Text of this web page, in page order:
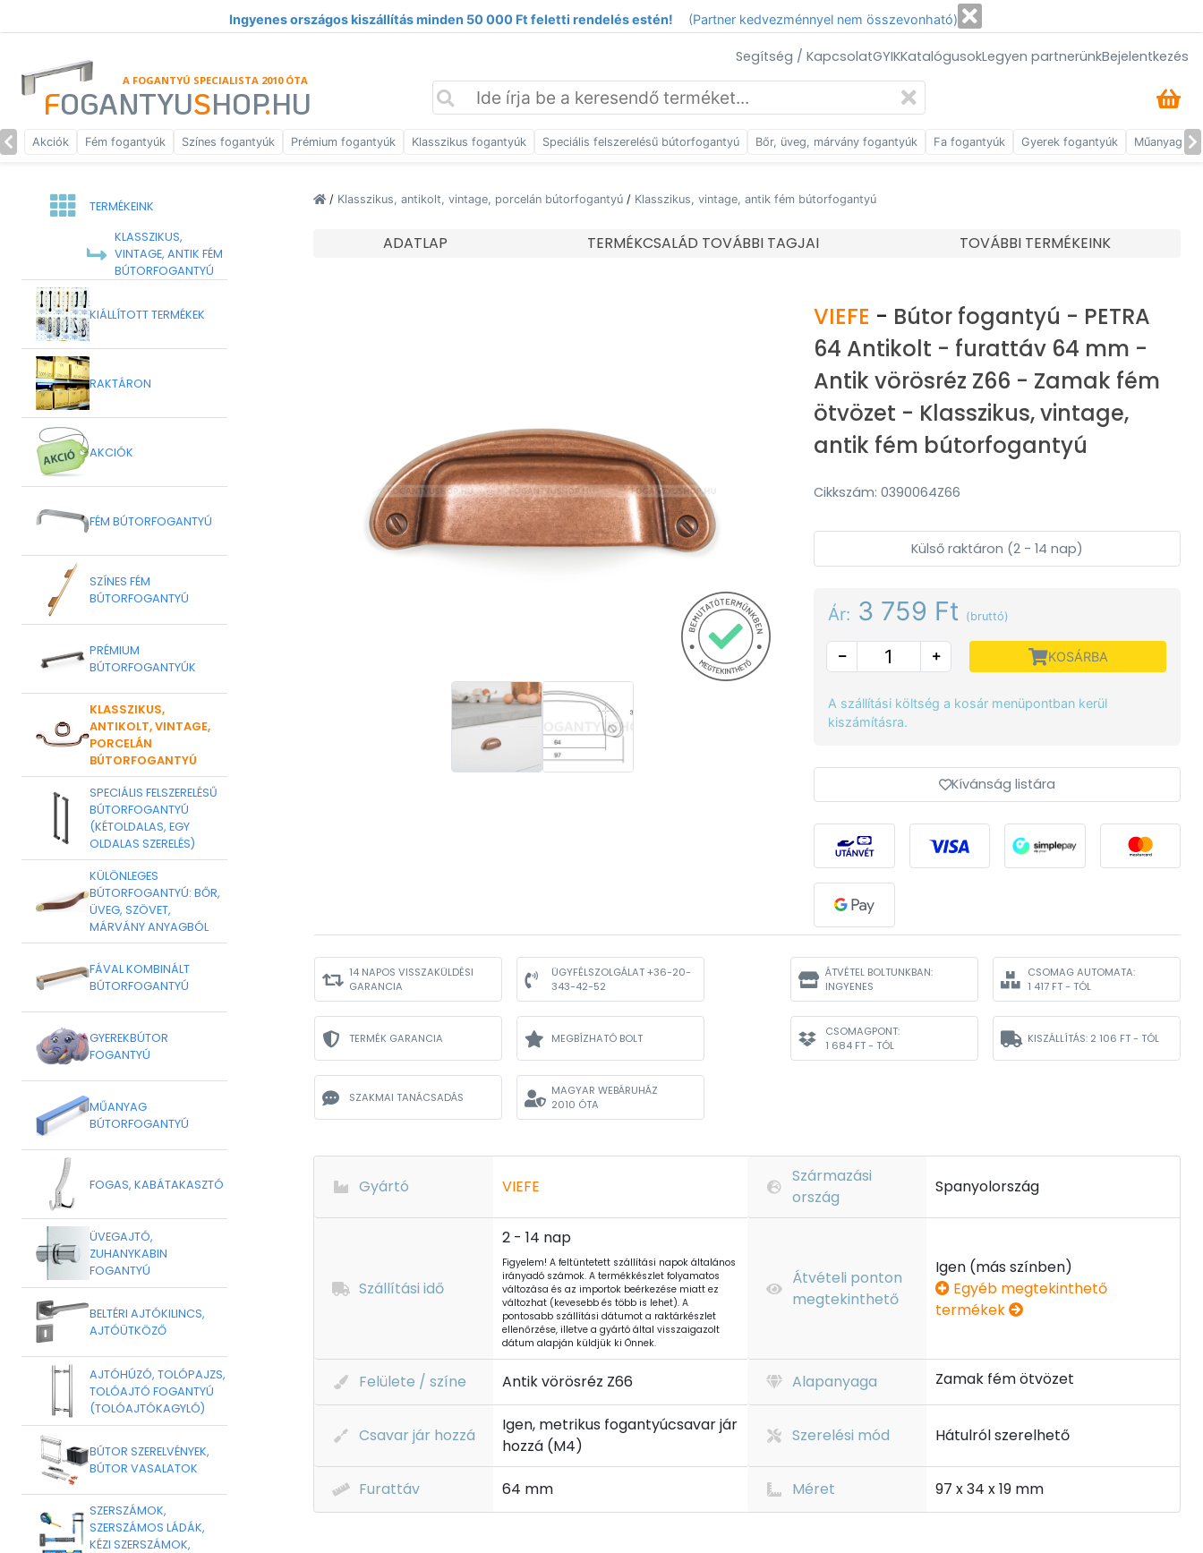
Ingyenes országos kiszállítás minden 50 000 Ft feletti rendelés estén! (Partner kedvezménnyel nem összevonható)
Segítség / KapcsolatGYIKKatalógusokLegyen partnerünkBejelentkezés
A FOGANTYÚ SPECIALISTA 2010 ÓTA
FOGANTYUSHOP.HU
Akciók Fém fogantyúk Színes fogantyúk Prémium fogantyúk Klasszikus fogantyúk Speciális felszerelésű bútorfogantyú Bőr, üveg, márvány fogantyúk Fa fogantyúk Gyerek fogantyúk Műanyag
TERMÉKEINK
KLASSZIKUS,
VINTAGE, ANTIK FÉM
BÚTORFOGANTYÚ
KIÁLLÍTOTT TERMÉKEK
RAKTÁRON
AKCIÓK
FÉM BÚTORFOGANTYÚ
SZÍNES FÉM
BÚTORFOGANTYÚ
PRÉMIUM
BÚTORFOGANTYÚK
KLASSZIKUS,
ANTIKOLT, VINTAGE,
PORCELÁN
BÚTORFOGANTYÚ
SPECIÁLIS FELSZERELÉSŰ
BÚTORFOGANTYÚ
(KÉTOLDALAS, EGY
OLDALAS SZERELÉS)
KÜLÖNLEGES
BÚTORFOGANTYÚ: BŐR,
ÜVEG, SZÖVET,
MÁRVÁNY ANYAGBÓL
FÁVAL KOMBINÁLT
BÚTORFOGANTYÚ
GYEREKBÚTOR
FOGANTYÚ
MŰANYAG
BÚTORFOGANTYÚ
FOGAS, KABÁTAKASZTÓ
ÜVEGAJTÓ,
ZUHANYKABIN
FOGANTYÚ
BELTÉRI AJTÓKILINCS,
AJTÓÜTKÖZŐ
AJTÓHÚZÓ, TOLÓPAJZS,
TOLÓAJTÓ FOGANTYÚ
(TOLÓAJTÓKAGYLÓ)
BÚTOR SZERELVÉNYEK,
BÚTOR VASALATOK
SZERSZÁMOK,
SZERSZÁMOS LÁDÁK,
KÉZI SZERSZÁMOK,
/ Klasszikus, antikolt, vintage, porcelán bútorfogantyú / Klasszikus, vintage, antik fém bútorfogantyú
ADATLAP TERMÉKCSALÁD TOVÁBBI TAGJAI TOVÁBBI TERMÉKEINK
VIEFE - Bútor fogantyú - PETRA
64 Antikolt - furattáv 64 mm -
Antik vörösréz Z66 - Zamak fém
ötvözet - Klasszikus, vintage,
antik fém bútorfogantyú
Cikkszám: 0390064Z66
Külső raktáron (2 - 14 nap)
Ár: 3 759 Ft (bruttó)
KOSÁRBA
A szállítási költség a kosár menüpontban kerül
kiszámításra.
Kívánság listára
14 NAPOS VISSZAKÜLDÉSI
GARANCIA
ÜGYFÉLSZOLGÁLAT +36-20-
343-42-52
TERMÉK GARANCIA MEGBÍZHATÓ BOLT
SZAKMAI TANÁCSADÁS
MAGYAR WEBÁRUHÁZ
2010 ÓTA
ÁTVÉTEL BOLTUNKBAN:
INGYENES
CSOMAG AUTOMATA:
1 417 FT - TÓL
CSOMAGPONT:
1 684 FT - TÓL
KISZÁLLÍTÁS: 2 106 FT - TÓL
Gyártó VIEFE
Származási
ország
Spanyolország
Szállítási idő
2 - 14 nap
Figyelem! A feltüntetett szállítási napok általános
irányadó számok. A termékkészlet folyamatos
változása és az importok beérkezése miatt ez
változhat (kevesebb és több is lehet). A
pontosabb szállítási dátumot a raktárkészlet
ellenőrzése, illetve a gyártó által visszaigazolt
dátum alapján küldjük ki Önnek.
Átvételi ponton
megtekinthető
Igen (más színben)
Egyéb megtekinthető
termékek
Felülete / színe Antik vörösréz Z66 Alapanyaga Zamak fém ötvözet
Csavar jár hozzá
Igen, metrikus fogantyúcsavar jár
hozzá (M4)
Szerelési mód Hátulról szerelhető
Furattáv 64 mm Méret 97 x 34 x 19 mm